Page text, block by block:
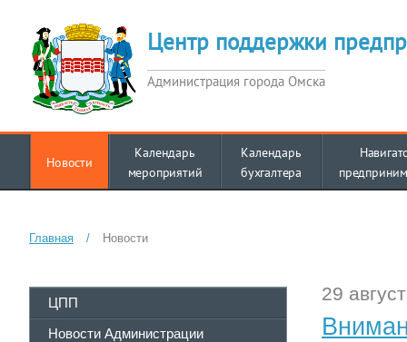
Центр поддержки
Администрация города Омска
Новости
Календарь
мероприятий
Календарь
бухгалтера
Главная / Новости
ЦПП
Новости Администрации
29